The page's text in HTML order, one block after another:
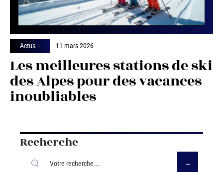
Actus 11 mars 2026
Les meilleures stations de ski
des Alpes pour des vacances
inoubliables
Recherche